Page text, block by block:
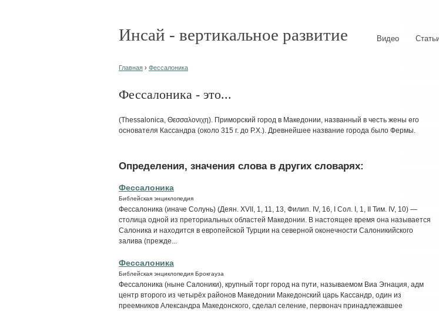
Инсай - вертикальное развитие Видео
Главная › Фессалоника
Фессалоника - это...
(Thessalonica, Θεσσαλονιχη). Приморский город в Македонии, названный в честь жены его
основателя Кассандра (около 315 г. до Р.Х.). Древнейшее название города было Фермы.
Определения, значения слова в других словарях:
Фессалоника
Библейская энциклопедия
Фессалоника (иначе Солунь) (Деян. XVII, 1, 11, 13, Филип. IV, 16, I Сол. I, 1, II Тим. IV, 10) —
столица одной из преториальных областей Македонии. В настоящее время она называется
Салоника и находится в европейской Турции на северной оконечности Салоникийского
залива (прежде...
Фессалоника
Библейская энциклопедия Брокгауза
Фессалоника (ныне Салоники), крупный торг город на пути, называемом Виа Эгнация, адм
центр второго из четырёх районов Македонии Македонский царь Кассандр, один из
преемников Александра Македонского, сделал селение, первонач принадлежавшее